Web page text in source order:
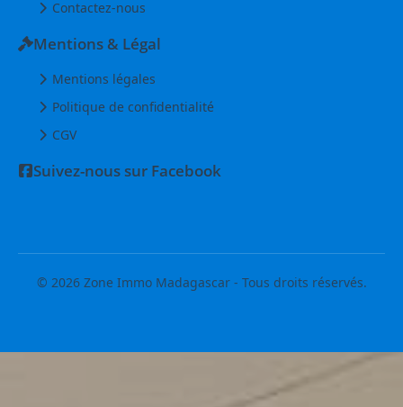
Contactez-nous
Mentions & Légal
Mentions légales
Politique de confidentialité
CGV
Suivez-nous sur Facebook
© 2026 Zone Immo Madagascar - Tous droits réservés.